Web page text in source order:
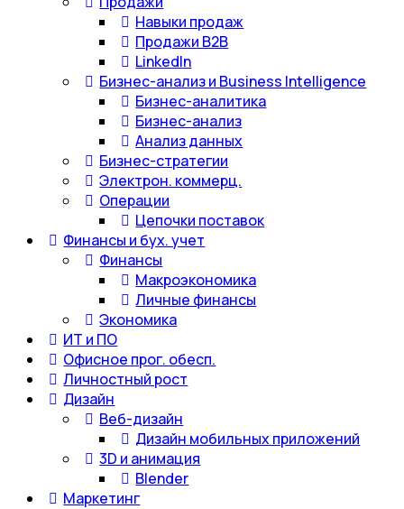
Навыки продаж
Продажи B2B
LinkedIn
Бизнес-анализ и Business Intelligence
Бизнес-аналитика
Бизнес-анализ
Анализ данных
Бизнес-стратегии
Электрон. коммерц.
Операции
Цепочки поставок
Финансы и бух. учет
Финансы
Макроэкономика
Личные финансы
Экономика
ИТ и ПО
Офисное прог. обесп.
Личностный рост
Дизайн
Веб-дизайн
Дизайн мобильных приложений
3D и анимация
Blender
Маркетинг